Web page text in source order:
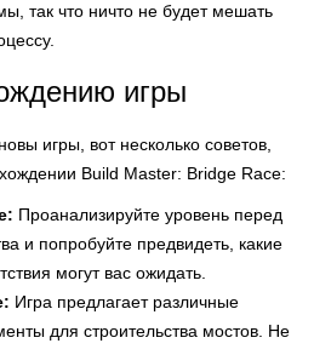
так что ничто не будет мешать
игры
игры, вот несколько советов,
Build Master: Bridge Race:
Проанализируйте уровень перед
и попробуйте предвидеть, какие
могут вас ожидать.
Игра предлагает различные
для строительства мостов. Не